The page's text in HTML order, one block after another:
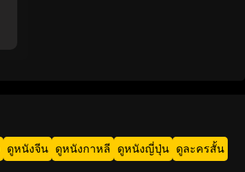
ดูหนังจีน ดูหนังกาหลี ดูหนังญี่ปุ่น ดูละครสั้น